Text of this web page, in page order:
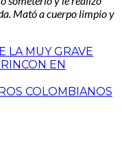
Mató a cuerpo limpio y
LA MUY GRAVE
EN
COLOMBIANOS